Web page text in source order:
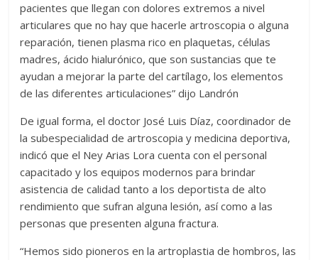
pacientes que llegan con dolores extremos a nivel
articulares que no hay que hacerle artroscopia o alguna
reparación, tienen plasma rico en plaquetas, células
madres, ácido hialurónico, que son sustancias que te
ayudan a mejorar la parte del cartílago, los elementos
de las diferentes articulaciones” dijo Landrón
De igual forma, el doctor José Luis Díaz, coordinador de
la subespecialidad de artroscopia y medicina deportiva,
indicó que el Ney Arias Lora cuenta con el personal
capacitado y los equipos modernos para brindar
asistencia de calidad tanto a los deportista de alto
rendimiento que sufran alguna lesión, así como a las
personas que presenten alguna fractura.
“Hemos sido pioneros en la artroplastia de hombros, las